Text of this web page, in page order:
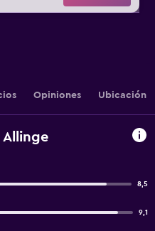
Opiniones Ubicación
Allinge
8,5
9,1